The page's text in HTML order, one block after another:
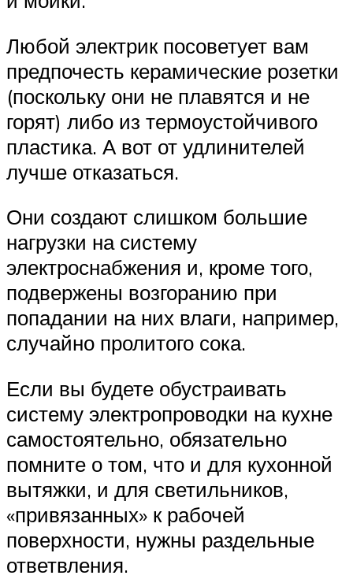
Любой электрик посоветует вам
предпочесть керамические розетки
(поскольку они не плавятся и не
горят) либо из термоустойчивого
пластика. А вот от удлинителей
лучше отказаться.
Они создают слишком большие
нагрузки на систему
электроснабжения и, кроме того,
подвержены возгоранию при
попадании на них влаги, например,
случайно пролитого сока.
Если вы будете обустраивать
систему электропроводки на кухне
самостоятельно, обязательно
помните о том, что и для кухонной
вытяжки, и для светильников,
«привязанных» к рабочей
поверхности, нужны раздельные
ответвления.